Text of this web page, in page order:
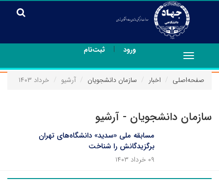
ورود | ثبت‌نام
Toggle
navigation
صفحه‌اصلی
اخبار سازمان دانشجویان آرشیو خرداد ۱۴۰۳
سازمان دانشجویان - آرشیو
مسابقه ملی «سدید» دانشگاه‌های تهران
برگزیدگانش را شناخت
۰۹ خرداد ۱۴۰۳